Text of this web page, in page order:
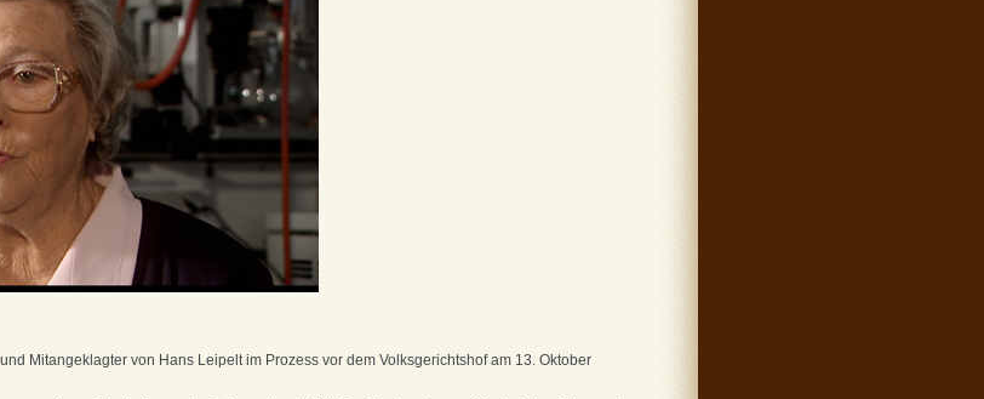
Mitangeklagter von Hans Leipelt im Prozess vor dem Volksgerichtshof am 13. Oktober